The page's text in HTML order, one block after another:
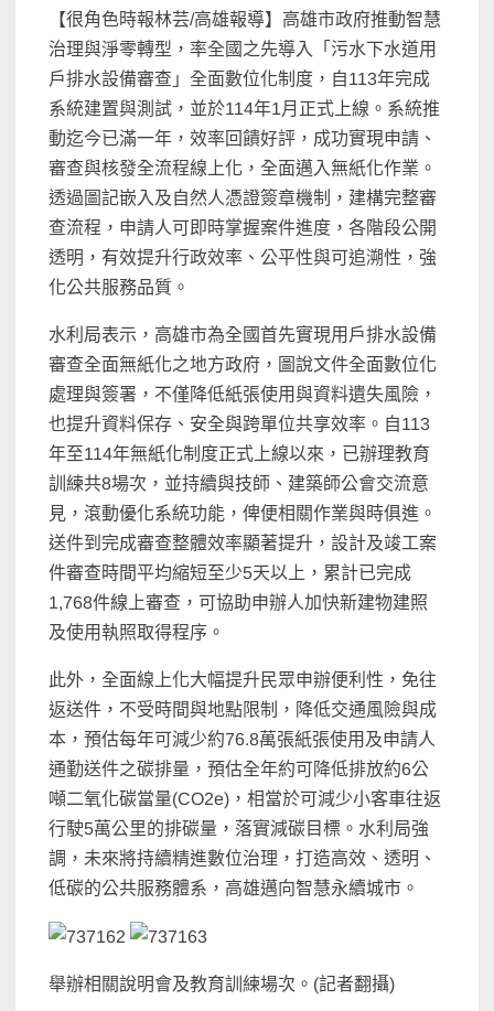
【很角色時報林芸/高雄報導】高雄市政府推動智慧
治理與淨零轉型，率全國之先導入「污水下水道用
戶排水設備審查」全面數位化制度，自113年完成
系統建置與測試，並於114年1月正式上線。系統推
動迄今已滿一年，效率回饋好評，成功實現申請、
審查與核發全流程線上化，全面邁入無紙化作業。
透過圖記嵌入及自然人憑證簽章機制，建構完整審
查流程，申請人可即時掌握案件進度，各階段公開
透明，有效提升行政效率、公平性與可追溯性，強
化公共服務品質。
水利局表示，高雄市為全國首先實現用戶排水設備
審查全面無紙化之地方政府，圖說文件全面數位化
處理與簽署，不僅降低紙張使用與資料遺失風險，
也提升資料保存、安全與跨單位共享效率。自113
年至114年無紙化制度正式上線以來，已辦理教育
訓練共8場次，並持續與技師、建築師公會交流意
見，滾動優化系統功能，俾便相關作業與時俱進。
送件到完成審查整體效率顯著提升，設計及竣工案
件審查時間平均縮短至少5天以上，累計已完成
1,768件線上審查，可協助申辦人加快新建物建照
及使用執照取得程序。
此外，全面線上化大幅提升民眾申辦便利性，免往
返送件，不受時間與地點限制，降低交通風險與成
本，預估每年可減少約76.8萬張紙張使用及申請人
通勤送件之碳排量，預估全年約可降低排放約6公
噸二氧化碳當量(CO2e)，相當於可減少小客車往返
行駛5萬公里的排碳量，落實減碳目標。水利局強
調，未來將持續精進數位治理，打造高效、透明、
低碳的公共服務體系，高雄邁向智慧永續城市。
舉辦相關說明會及教育訓練場次。(記者翻攝)